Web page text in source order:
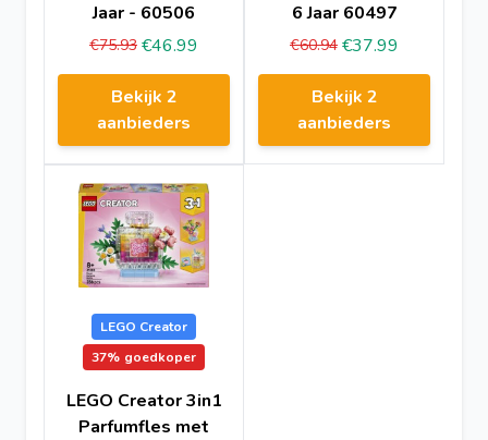
Jaar - 60506
€75.93 €46.99
Bekijk 2
aanbieders
6 Jaar 60497
€60.94 €37.99
Bekijk 2
aanbieders
LEGO Creator
37% goedkoper
LEGO Creator 3in1
Parfumfles met